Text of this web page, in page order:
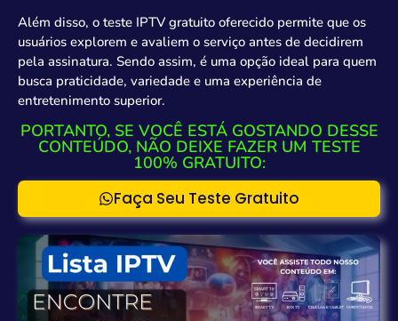
Além disso, o teste IPTV gratuito oferecido permite que os
usuários explorem e avaliem o serviço antes de decidirem
pela assinatura. Sendo assim, é uma opção ideal para quem
busca praticidade, variedade e uma experiência de
entretenimento superior.
PORTANTO, SE VOCÊ ESTÁ GOSTANDO DESSE
CONTEÚDO, NÃO DEIXE FAZER UM TESTE
100% GRATUITO:
Faça Seu Teste Gratuito